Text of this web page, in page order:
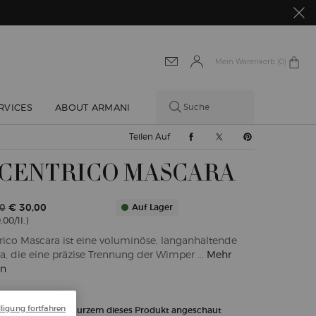
Mein Warenkorb 0
0 produkt
ABOUT ARMANI Suche
Teilen Auf Teilen Auf Facebook
Teilen Auf Twitter
Teilen Auf
MASCARA
€ 30,00
1l.)
Auf Lager
Mascara ist eine voluminöse, langanhaltende
die eine präzise Trennung der Wimper ... Mehr
haben vor Kurzem dieses Produkt angeschaut
fortfahren